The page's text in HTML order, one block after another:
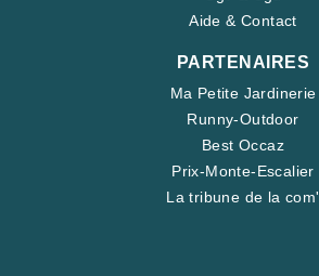
Aide & Contact
PARTENAIRES
Ma Petite Jardinerie
Runny-Outdoor
Best Occaz
Prix-Monte-Escalier
La tribune de la com'